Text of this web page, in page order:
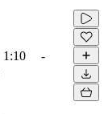
1:10 -